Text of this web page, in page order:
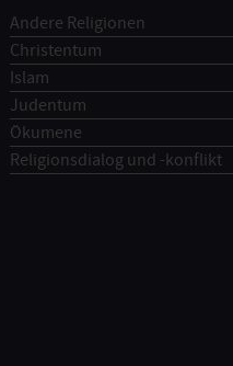
Andere Religionen
Christentum
Islam
Judentum
Ökumene
Religionsdialog und -konflikt